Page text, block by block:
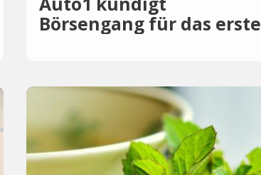
Börsengang für das erste